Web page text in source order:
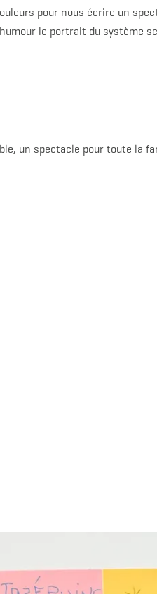
pour nous écrire un
le portrait du système
un spectacle pour toute la